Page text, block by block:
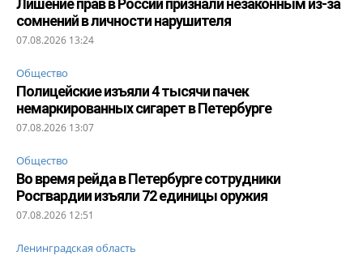
сомнений в личности нарушителя
07.08.2026 13:24
Общество
Полицейские изъяли 4 тысячи пачек
немаркированных сигарет в Петербурге
07.08.2026 13:07
Общество
Во время рейда в Петербурге сотрудники
Росгвардии изъяли 72 единицы оружия
07.08.2026 12:51
Ленинградская область